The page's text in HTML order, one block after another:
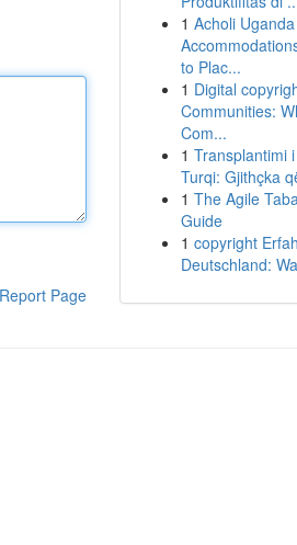
Report Page
1 Acholi Uganda
to Plac...
1 Digital
Communities:
Com...
1 Transplantimi
Turqi: Gjithçka
1 The Agile
Guide
1 copyright
Deutschland: